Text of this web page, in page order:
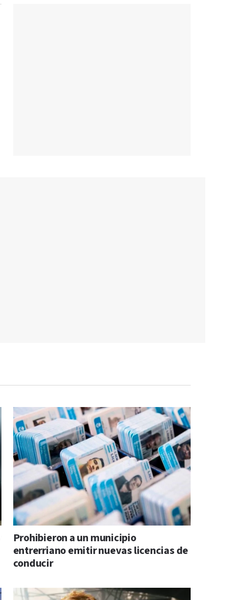
Prohibieron a un municipio
entrerriano emitir nuevas licencias de
conducir